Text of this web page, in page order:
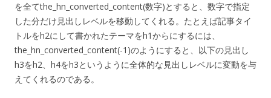
を全てthe_hn_converted_content(数字)とすると、数字で指定
した分だけ見出しレベルを移動してくれる。たとえば記事タイ
トルをh2にして書かれたテーマをh1からにするには、
the_hn_converted_content(-1)のようにすると、以下の見出し
h3をh2、h4をh3というように全体的な見出しレベルに変動を与
えてくれるのである。